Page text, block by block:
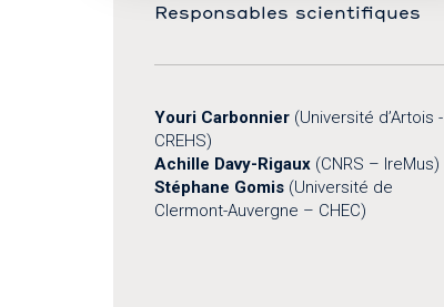
Responsables scientifiques
Youri Carbonnier (Université d’Artois -
CREHS)
Achille Davy-Rigaux (CNRS – IreMus)
Stéphane Gomis (Université de
Clermont-Auvergne – CHEC)